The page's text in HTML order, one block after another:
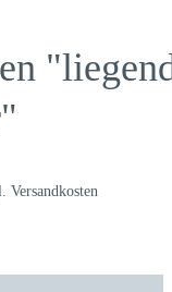
Versandkosten